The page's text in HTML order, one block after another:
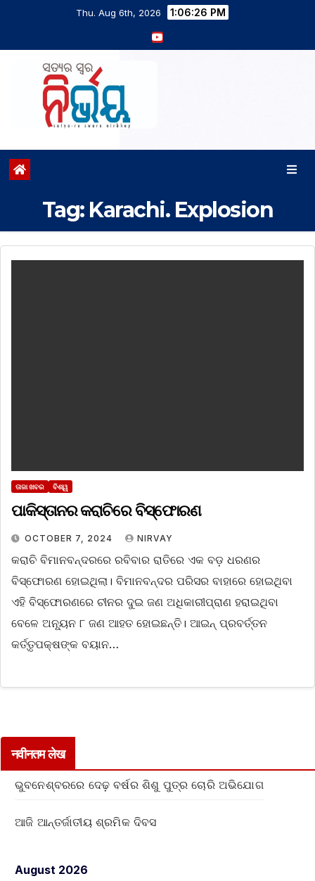
Thu. Aug 6th, 2026 1:06:26 PM
Tag: Karachi. Explosion
ତାଜା ଖବର ବିଶ୍ୱ
ପାକିସ୍ତାନର କରାଚିରେ ବିସ୍ଫୋରଣ
OCTOBER 7, 2024 NIRVAY
କରାଚି ବିମାନବନ୍ଦରରେ ରବିବାର ରାତିରେ ଏକ ବଡ଼ ଧରଣର
ବିସ୍ଫୋରଣ ହୋଇଥିଲା। ବିମାନବନ୍ଦର ପରିସର ବାହାରେ ହୋଇଥିବା
ଏହି ବିସ୍ଫୋରଣରେ ଚୀନର ଦୁଇ ଜଣ ଅଧିକାରୀପ୍ରାଣ ହରାଇଥିବା
ବେଳେ ଅନ୍ୟୂନ ୮ ଜଣ ଆହତ ହୋଇଛନ୍ତି। ଆଇନ୍ ପ୍ରବର୍ତ୍ତନ
କର୍ତ୍ତୃପକ୍ଷଙ୍କ ବୟାନ…
नवीनतम लेख
ଭୁବନେଶ୍ବରରେ ଦେଢ଼ ବର୍ଷର ଶିଶୁ ପୁତ୍ର ଚୋରି ଅଭିଯୋଗ
ଆଜି ଆନ୍ତର୍ଜାତୀୟ ଶ୍ରମିକ ଦିବସ
August 2026